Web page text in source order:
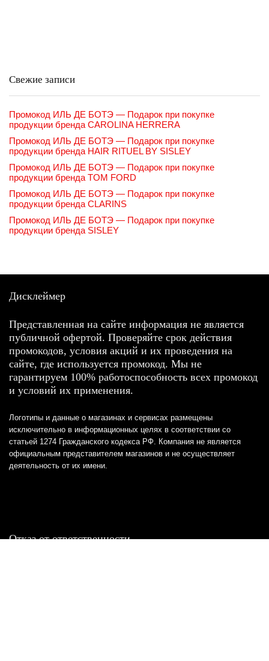
Свежие записи
Промокод ИЛЬ ДЕ БОТЭ — Подарок при покупке
продукции бренда CAROLINA HERRERA
Промокод ИЛЬ ДЕ БОТЭ — Подарок при покупке
продукции бренда HAIR RITUEL BY SISLEY
Промокод ИЛЬ ДЕ БОТЭ — Подарок при покупке
продукции бренда TOM FORD
Промокод ИЛЬ ДЕ БОТЭ — Подарок при покупке
продукции бренда CLARINS
Промокод ИЛЬ ДЕ БОТЭ — Подарок при покупке
продукции бренда SISLEY
Дисклеймер
Представленная на сайте информация не является
публичной офертой. Проверяйте срок действия
промокодов, условия акций и их проведения на
сайте, где используется промокод. Мы не
гарантируем 100% работоспособность всех промокод
и условий их применения.
Логотипы и данные о магазинах и сервисах размещены
исключительно в информационных целях в соответствии со
статьей 1274 Гражданского кодекса РФ. Компания не является
официальным представителем магазинов и не осуществляет
деятельность от их имени.
Отказ от ответственности